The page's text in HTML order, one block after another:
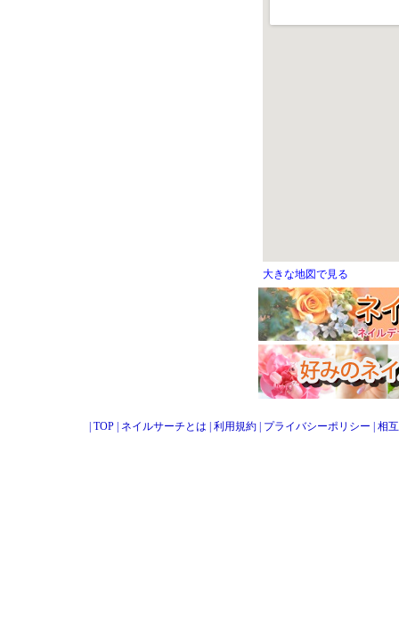
大きな地図で見る
TOP ネイルサーチとは 利用規約 プライバシーポリシー 相